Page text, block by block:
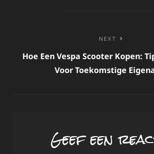
NEXT
Hoe Een Vespa Scooter Kopen:
Voor Toekomstige
Geef een